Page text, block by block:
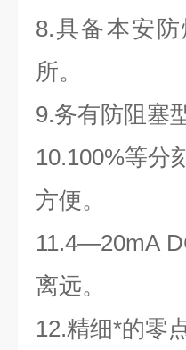
8.具备本安
所。
9.务有防阻塞
10.100%等分
方便。
11.4—20mA
离远。
12.精细*的零